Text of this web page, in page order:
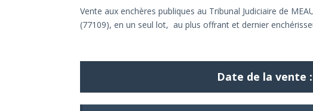
Vente aux enchères publiques au Tribunal Judiciaire de
(77109), en un seul lot, au plus offrant et dernier
Date de la vente :